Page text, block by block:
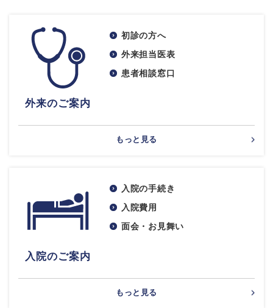
外来のご案内
初診の方へ
外来担当医表
患者相談窓口
もっと見る
入院のご案内
入院の手続き
入院費用
面会・お見舞い
もっと見る